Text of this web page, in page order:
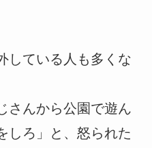
している人も多くな
さんから公園で遊ん
しろ」と、怒られた